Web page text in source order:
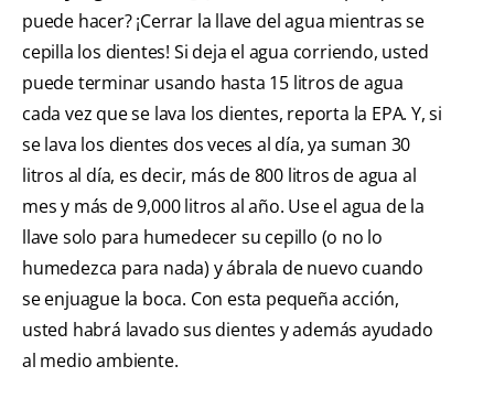
puede hacer? ¡Cerrar la llave del agua mientras se
cepilla los dientes! Si deja el agua corriendo, usted
puede terminar usando hasta 15 litros de agua
cada vez que se lava los dientes, reporta la EPA. Y, si
se lava los dientes dos veces al día, ya suman 30
litros al día, es decir, más de 800 litros de agua al
mes y más de 9,000 litros al año. Use el agua de la
llave solo para humedecer su cepillo (o no lo
humedezca para nada) y ábrala de nuevo cuando
se enjuague la boca. Con esta pequeña acción,
usted habrá lavado sus dientes y además ayudado
al medio ambiente.